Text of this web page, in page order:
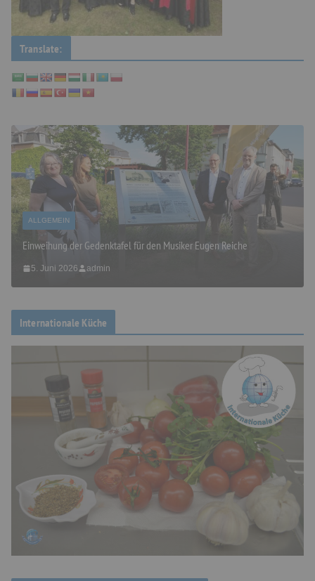
Translate:
ALLGEMEIN
Einweihung der Gedenktafel für den Musiker Eugen Reiche
5. Juni 2026 admin
Internationale Küche